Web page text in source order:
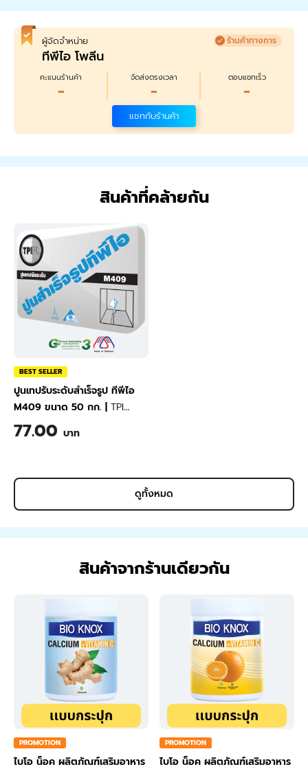
ผู้จัดจำหน่าย ร้านค้าทางการ
ทีพีไอ โพลีน
คะแนนร้านค้า
-
จัดส่งตรงเวลา
-
ตอบแชทเร็ว
-
แชทกับร้านค้า
สินค้าที่คล้ายกัน
BEST SELLER
ปูนเทปรับระดับสำเร็จรูป ทีพีไอ
M409 ขนาด 50 กก.
TPI
Floor Screed Mortar M409
50 kg
77.00 บาท
ดูทั้งหมด
สินค้าจากร้านเดียวกัน
PROMOTION
ไบโอ น็อค ผลิตภัณฑ์เสริมอาหาร
PROMOTION
ไบโอ น็อค ผลิตภัณฑ์เสริมอาหาร